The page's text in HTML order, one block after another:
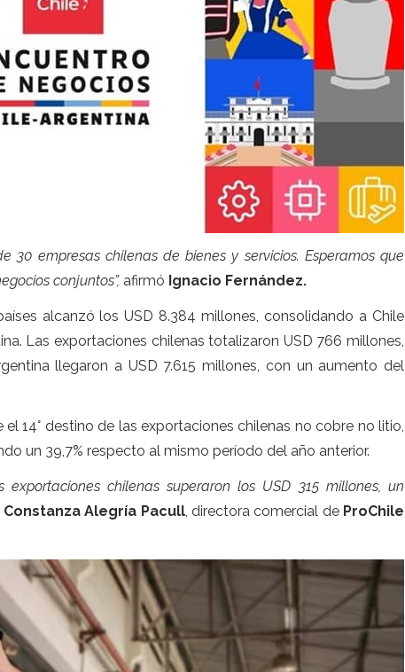
30 empresas chilenas de bienes y servicios. Esperamos que
conjuntos”, afirmó Ignacio Fernández.
alcanzó los USD 8.384 millones, consolidando a Chile
Las exportaciones chilenas totalizaron USD 766 millones,
llegaron a USD 7.615 millones, con un aumento del
14° destino de las exportaciones chilenas no cobre no litio,
un 39,7% respecto al mismo período del año anterior.
chilenas superaron los USD 315 millones, un
Constanza Alegría Pacull, directora comercial de ProChile